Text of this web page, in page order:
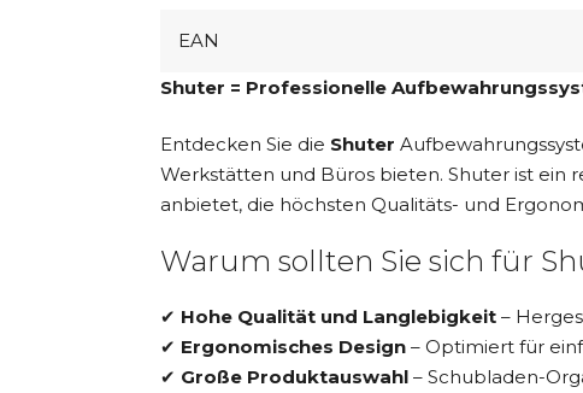
EAN
Shuter = Professionelle
Entdecken Sie die Shuter
Werkstätten und Büros bieten. Shuter ist
anbietet, die höchsten Qualitäts- und
Warum sollten Sie sich für
✔ Hohe Qualität und Langlebigkeit –
✔ Ergonomisches Design – Optimiert für
✔ Große Produktauswahl – Schubladen-